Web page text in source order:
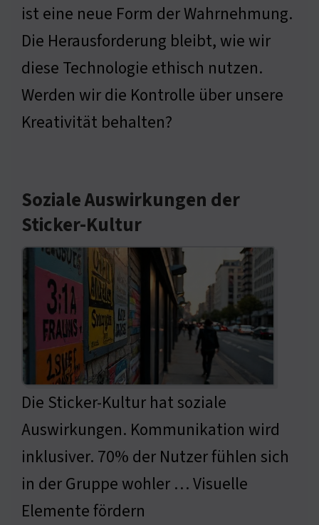
ist eine neue Form der Wahrnehmung.
Die Herausforderung bleibt, wie wir
diese Technologie ethisch nutzen.
Werden wir die Kontrolle über unsere
Kreativität behalten?
Soziale Auswirkungen der
Sticker-Kultur
Die Sticker-Kultur hat soziale
Auswirkungen. Kommunikation wird
inklusiver. 70% der Nutzer fühlen sich
in der Gruppe wohler … Visuelle
Elemente fördern